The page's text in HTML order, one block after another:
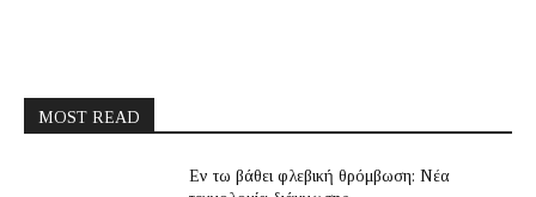
MOST READ
Εν τω βάθει φλεβική θρόμβωση: Νέα